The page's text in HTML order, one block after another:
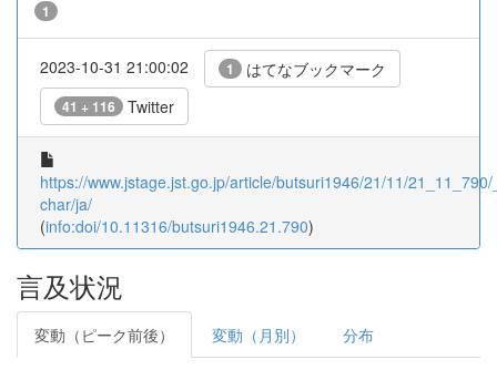
1
2023-10-31 21:00:02 1 はてなブックマーク
41 + 116 Twitter
https://www.jstage.jst.go.jp/article/butsuri1946/21/11/
char/ja/
(info:doi/10.11316/butsuri1946.21.790)
言及状況
変動（ピーク前後） 変動（月別） 分布